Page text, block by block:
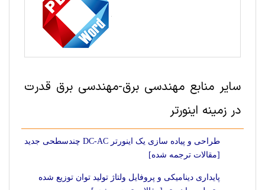
سایر منابع مهندسی برق-مهندسی برق قدرت
در زمینه اینورتر
طراحی و پیاده سازی یک اینورتر DC-AC چندسطحی جدید
[مقالات ترجمه شده]
پایداری دینامیکی و پروفایل ولتاژ تولید توان توزیع شده